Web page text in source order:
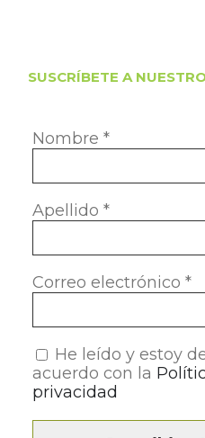
SUSCRÍBETE A
Nombre *
Apellido *
Correo electrónico *
He leído y estoy
acuerdo con la
privacidad